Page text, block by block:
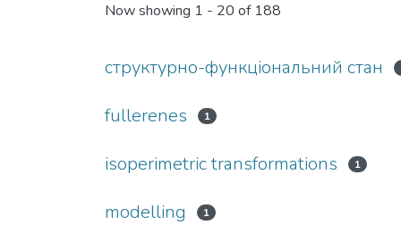
Now showing 1 - 20 of 188
cтруктурно-функціональний стан
fullerenes 1
isoperimetric transformations 1
modelling 1